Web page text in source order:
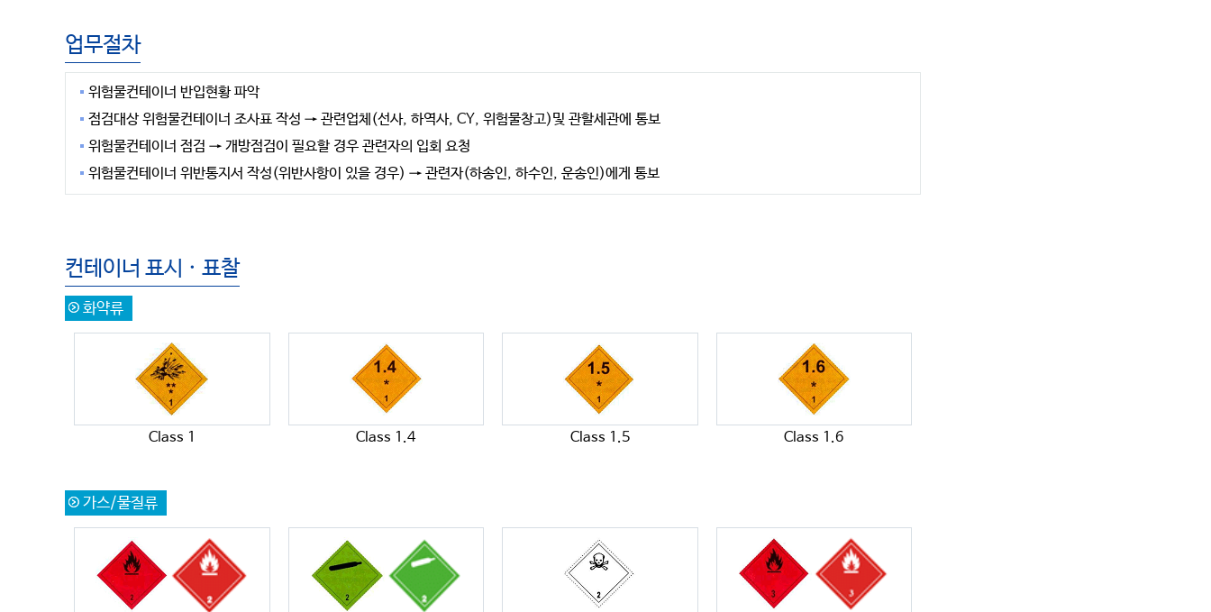
업무절차
위험물컨테이너 반입현황 파악
점검대상 위험물컨테이너 조사표 작성 → 관련업체(선사, 하역사, CY, 위험물창고)및 관할세관에 통보
위험물컨테이너 점검 → 개방점검이 필요할 경우 관련자의 입회 요청
위험물컨테이너 위반통지서 작성(위반사항이 있을 경우) → 관련자(하송인, 하수인, 운송인)에게 통보
컨테이너 표시 · 표찰
화약류
Class 1 Class 1.4 Class 1.5 Class 1.6
가스/물질류